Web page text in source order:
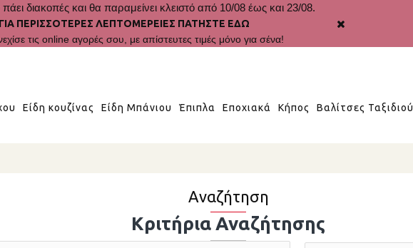
διακοπές και θα παραμείνει κλειστό από 10/08 έως και 23/08.
ΓΙΑ ΠΕΡΙΣΣΟΤΕΡΕΣ ΛΕΠΤΟΜΕΡΕΙΕΣ ΠΑΤΗΣΤΕ ΕΔΩ
τις online αγορές σου, με απίστευτες τιμές μόνο για σένα!
Είδη κουζίνας Είδη Μπάνιου Έπιπλα Εποχιακά Κήπος Βαλίτσες Ταξιδιού
Αναζήτηση
Κριτήρια Αναζήτησης